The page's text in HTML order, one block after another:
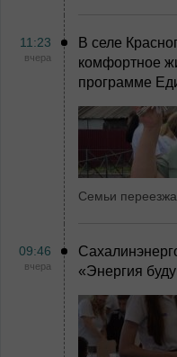
11:23
вчера
В селе
комфортное
программе
Семьи
09:46
вчера
«Энергия